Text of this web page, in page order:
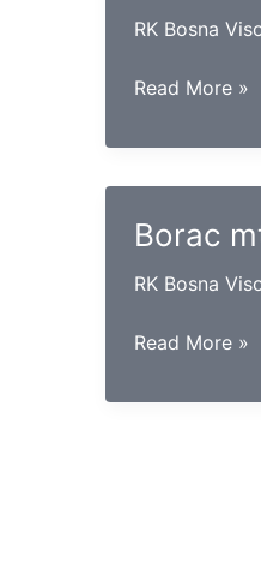
RK Bosna
Bosna
vs
Sloga
Read More »
Borac
RK Bosna
Borac
vs
Read More »